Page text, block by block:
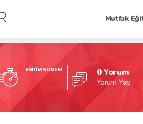
Mutfak
EĞİTİM SÜRESİ
0 Yorum
Yorum Yap